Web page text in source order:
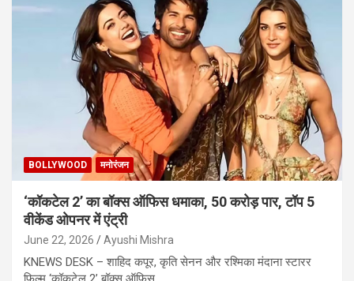
BOLLYWOOD मनोरंजन
‘कॉकटेल 2’ का बॉक्स ऑफिस धमाका, 50 करोड़ पार, टॉप 5
वीकेंड ओपनर में एंट्री
June 22, 2026 Ayushi Mishra
KNEWS DESK – शाहिद कपूर, कृति सेनन और रश्मिका मंदाना स्टारर